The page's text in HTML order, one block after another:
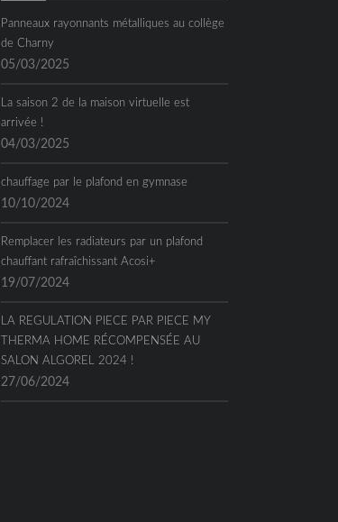
Panneaux rayonnants métalliques au collège
de Charny
05/03/2025
La saison 2 de la maison virtuelle est
arrivée !
04/03/2025
chauffage par le plafond en gymnase
10/10/2024
Remplacer les radiateurs par un plafond
chauffant rafraîchissant Acosi+
19/07/2024
LA REGULATION PIECE PAR PIECE MY
THERMA HOME RÉCOMPENSÉE AU
SALON ALGOREL 2024 !
27/06/2024